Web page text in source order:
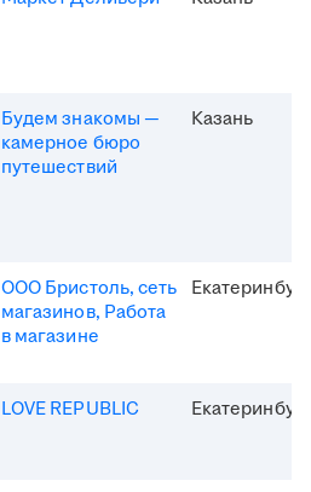
Будем знакомы —
камерное бюро
путешествий
Казань
ООО Бристоль, сеть
магазинов, Работа
в магазине
LOVE REPUBLIC